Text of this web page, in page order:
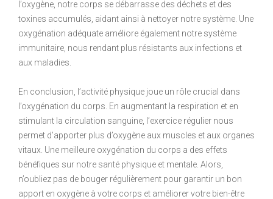
l’oxygène, notre corps se débarrasse des déchets et des
toxines accumulés, aidant ainsi à nettoyer notre système. Une
oxygénation adéquate améliore également notre système
immunitaire, nous rendant plus résistants aux infections et
aux maladies.
En conclusion, l’activité physique joue un rôle crucial dans
l’oxygénation du corps. En augmentant la respiration et en
stimulant la circulation sanguine, l’exercice régulier nous
permet d’apporter plus d’oxygène aux muscles et aux organes
vitaux. Une meilleure oxygénation du corps a des effets
bénéfiques sur notre santé physique et mentale. Alors,
n’oubliez pas de bouger régulièrement pour garantir un bon
apport en oxygène à votre corps et améliorer votre bien-être